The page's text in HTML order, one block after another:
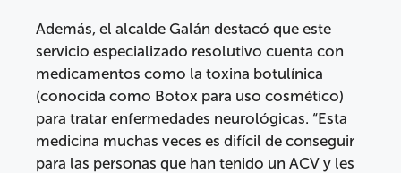
Además, el alcalde Galán destacó que este
servicio especializado resolutivo cuenta con
medicamentos como la toxina botulínica
(conocida como Botox para uso cosmético)
para tratar enfermedades neurológicas. “Esta
medicina muchas veces es difícil de conseguir
para las personas que han tenido un ACV y les